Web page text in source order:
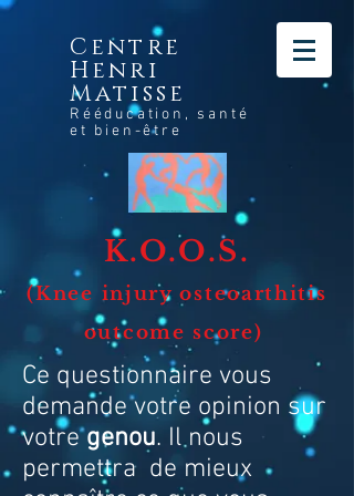
Centre
Henri
Matisse
Rééducation, santé
et bien-être
K.O.O.S.
(Knee injury osteoarthitis
outcome score)
Ce questionnaire vous
demande votre opinion sur
votregenou. Il nous
permettra de mieux